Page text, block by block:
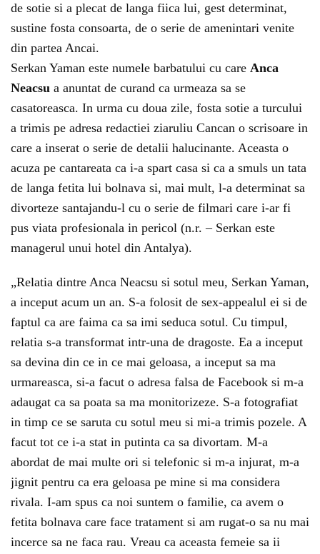
de sotie si a plecat de langa fiica lui, gest determinat,
sustine fosta consoarta, de o serie de amenintari venite
din partea Ancai.
Serkan Yaman este numele barbatului cu care Anca
Neacsu a anuntat de curand ca urmeaza sa se
casatoreasca. In urma cu doua zile, fosta sotie a turcului
a trimis pe adresa redactiei ziaruliu Cancan o scrisoare in
care a inserat o serie de detalii halucinante. Aceasta o
acuza pe cantareata ca i-a spart casa si ca a smuls un tata
de langa fetita lui bolnava si, mai mult, l-a determinat sa
divorteze santajandu-l cu o serie de filmari care i-ar fi
pus viata profesionala in pericol (n.r. – Serkan este
managerul unui hotel din Antalya).
„Relatia dintre Anca Neacsu si sotul meu, Serkan Yaman,
a inceput acum un an. S-a folosit de sex-appealul ei si de
faptul ca are faima ca sa imi seduca sotul. Cu timpul,
relatia s-a transformat intr-una de dragoste. Ea a inceput
sa devina din ce in ce mai geloasa, a inceput sa ma
urmareasca, si-a facut o adresa falsa de Facebook si m-a
adaugat ca sa poata sa ma monitorizeze. S-a fotografiat
in timp ce se saruta cu sotul meu si mi-a trimis pozele. A
facut tot ce i-a stat in putinta ca sa divortam. M-a
abordat de mai multe ori si telefonic si m-a injurat, m-a
jignit pentru ca era geloasa pe mine si ma considera
rivala. I-am spus ca noi suntem o familie, ca avem o
fetita bolnava care face tratament si am rugat-o sa nu mai
incerce sa ne faca rau. Vreau ca aceasta femeie sa ii